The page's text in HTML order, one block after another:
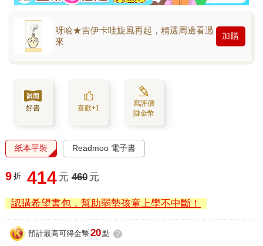
呀哈★吉伊卡哇旋風再起，精選周邊看過
來
加購
好書 喜歡+1
寫評價
賺金幣
紙本平裝 Readmoo 電子書
9 折 414 元 460 元
認購希望書包，幫助弱勢孩童上學不中斷！
預計最高可得金幣 20點 ?